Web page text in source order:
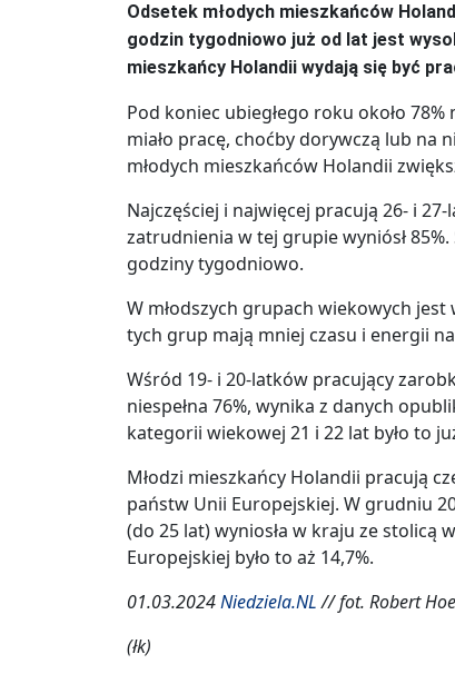
Odsetek młodych mieszkańców
godzin tygodniowo już od lat jest
mieszkańcy Holandii wydają się być
Pod koniec ubiegłego roku około
miało pracę, choćby dorywczą lub na
młodych mieszkańców Holandii
Najczęściej i najwięcej pracują 26- i
zatrudnienia w tej grupie wyniósł
godziny tygodniowo.
W młodszych grupach wiekowych
tych grup mają mniej czasu i energii
Wśród 19- i 20-latków pracujący
niespełna 76%, wynika z danych
kategorii wiekowej 21 i 22 lat było to
Młodzi mieszkańcy Holandii pracują
państw Unii Europejskiej. W grudniu
(do 25 lat) wyniosła w kraju ze stolicą
Europejskiej było to aż 14,7%.
01.03.2024Niedziela.NL// fot. Robert
(łk)